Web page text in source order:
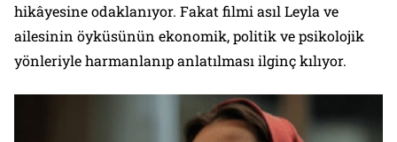
hikâyesine odaklanıyor. Fakat filmi asıl Leyla ve
ailesinin öyküsünün ekonomik, politik ve psikolojik
yönleriyle harmanlanıp anlatılması ilginç kılıyor.